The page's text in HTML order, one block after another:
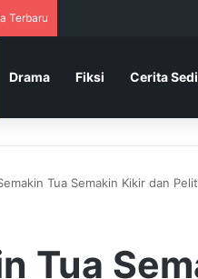
Terbaru
Drama Fiksi Cerita
Tua Semakin Kikir dan Pelit
Tua